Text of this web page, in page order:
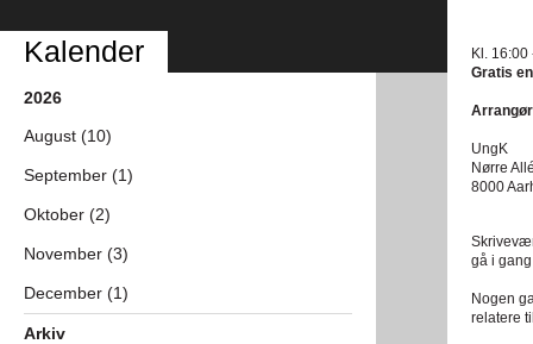
Kl. 16:00
Gratis
UngK
Nørre
8000
gå i
Nogen
relatere
Kalender
2026
August (10)
September (1)
Oktober (2)
November (3)
December (1)
Arkiv